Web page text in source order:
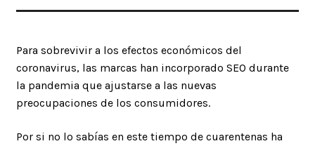
Para sobrevivir a los efectos económicos del
coronavirus, las marcas han incorporado SEO durante
la pandemia que ajustarse a las nuevas
preocupaciones de los consumidores.
Por si no lo sabías en este tiempo de cuarentenas ha